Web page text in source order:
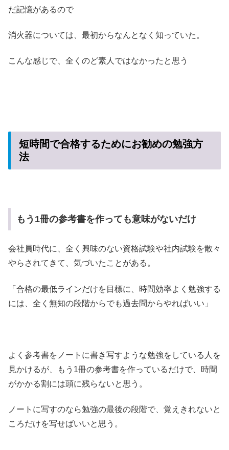
だ記憶があるので
消火器については、最初からなんとなく知っていた。
こんな感じで、全くのど素人ではなかったと思う
短時間で合格するためにお勧めの勉強方
法
もう1冊の参考書を作っても意味がないだけ
会社員時代に、全く興味のない資格試験や社内試験を散々
やらされてきて、気づいたことがある。
「合格の最低ラインだけを目標に、時間効率よく勉強する
には、全く無知の段階からでも過去問からやればいい」
よく参考書をノートに書き写すような勉強をしている人を
見かけるが、もう1冊の参考書を作っているだけで、時間
がかかる割には頭に残らないと思う。
ノートに写すのなら勉強の最後の段階で、覚えきれないと
ころだけを写せばいいと思う。